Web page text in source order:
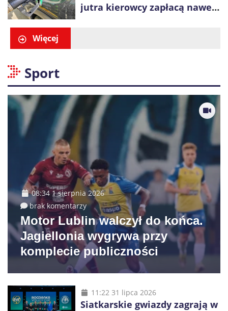
jutra kierowcy zapłacą nawet
Więcej
Sport
08:34 1 sierpnia 2026
brak komentarzy
Motor Lublin walczył do końca.
Jagiellonia wygrywa przy
komplecie publiczności
11:22 31 lipca 2026
Siatkarskie gwiazdy zagrają w